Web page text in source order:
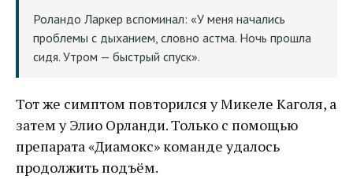
Роландо Ларкер вспоминал: «У меня начались
проблемы с дыханием, словно астма. Ночь прошла
сидя. Утром — быстрый спуск».
Тот же симптом повторился у Микеле Каголя, а
затем у Элио Орланди. Только с помощью
препарата «Диамокс» команде удалось
продолжить подъём.